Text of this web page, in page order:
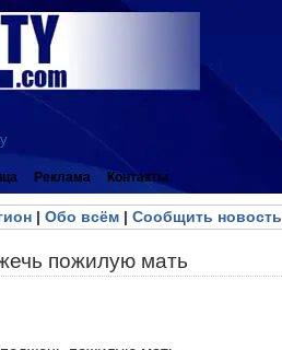
Реклама Контакты
| Обо всём| Сообщить новость
пожилую мать